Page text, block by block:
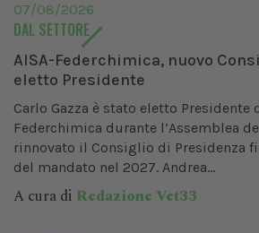
07/08/2026
DAL SETTORE
AISA-Federchimica, nuovo
eletto Presidente
Carlo Gazza è stato eletto Presidente
Federchimica durante l’Assemblea
rinnovato il Consiglio di Presidenza
del mandato nel 2027. Andrea...
A cura di Redazione Vet33